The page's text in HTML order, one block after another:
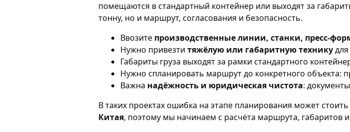
помещаются в стандартный контейнер или выходят за
тонну, но и маршрут, согласования и безопасность.
Ввозите производственные линии, станки, пресс-
Нужно привезти тяжёлую или габаритную технику
Габариты груза выходят за рамки стандартного
Нужно спланировать маршрут до конкретного объекта:
Важна надёжность и юридическая чистота:
В таких проектах ошибка на этапе планирования может
Китая, поэтому мы начинаем с расчёта маршрута, габаритов